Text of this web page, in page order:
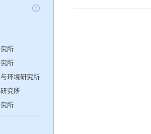
所
所
环境研究所
究所
所